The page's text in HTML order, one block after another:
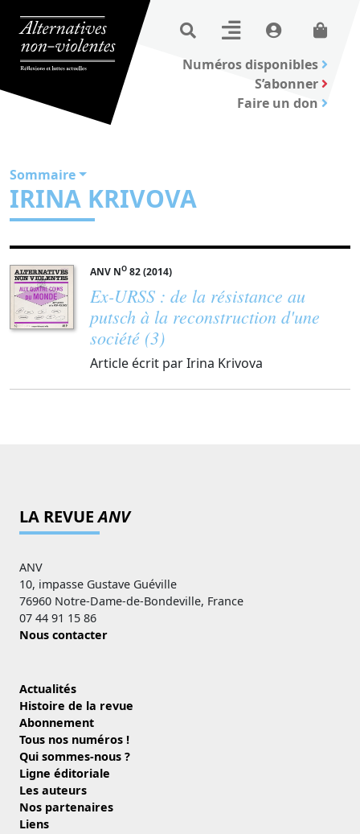
Numéros disponibles
S’abonner
Faire un don
Sommaire
IRINA KRIVOVA
ANV NO 82 (2014)
Ex-URSS : de la résistance au
putsch à la reconstruction d'une
société (3)
Article écrit par Irina Krivova
LA REVUEANV
ANV
10, impasse Gustave Guéville
76960 Notre-Dame-de-Bondeville, France
07 44 91 15 86
Nous contacter
Actualités
Histoire de la revue
Abonnement
Tous nos numéros !
Qui sommes-nous ?
Ligne éditoriale
Les auteurs
Nos partenaires
Liens